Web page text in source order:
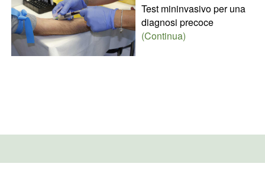
Test mininvasivo per una
diagnosi precoce
(Continua)